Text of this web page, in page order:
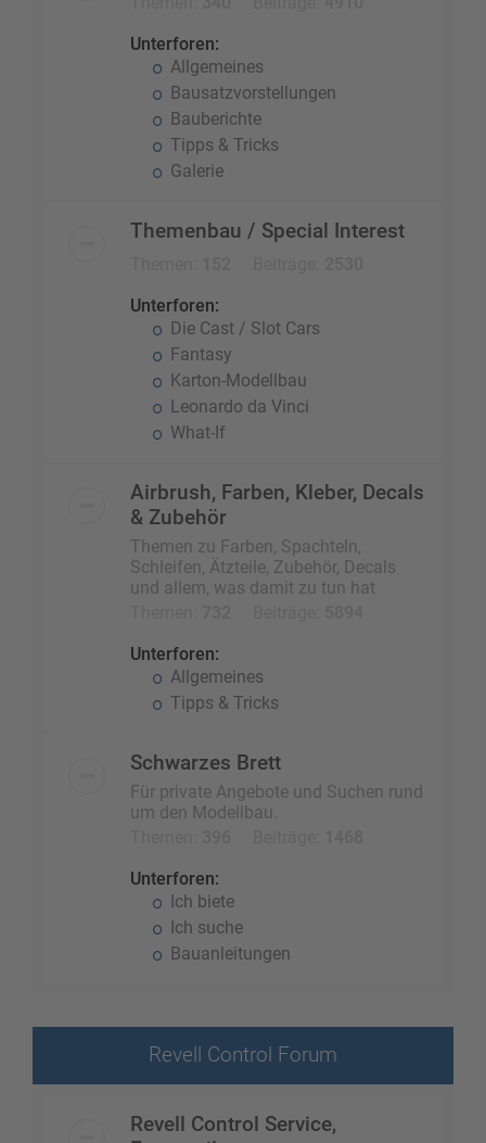
Unterforen:
Allgemeines
Bausatzvorstellungen
Bauberichte
Tipps & Tricks
Galerie
Themenbau / Special Interest
Unterforen:
Die Cast / Slot Cars
Fantasy
Karton-Modellbau
Leonardo da Vinci
What-If
Airbrush, Farben, Kleber, Decals
& Zubehör
Themen zu Farben, Spachteln,
Schleifen, Ätzteile, Zubehör, Decals
und allem, was damit zu tun hat
Unterforen:
Allgemeines
Tipps & Tricks
Schwarzes Brett
Für private Angebote und Suchen rund
um den Modellbau.
Unterforen:
Ich biete
Ich suche
Bauanleitungen
Revell Control Forum
Revell Control Service,